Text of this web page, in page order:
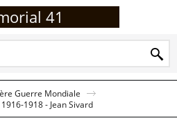
41
Guerre Mondiale
1916-1918 - Jean Sivard